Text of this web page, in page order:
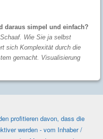
daraus simpel und einfach?
Wie Sie ja selbst
sich Komplexität durch die
gemacht. Visualisierung
profi­tieren davon, dass die
werden - vom Inhaber /